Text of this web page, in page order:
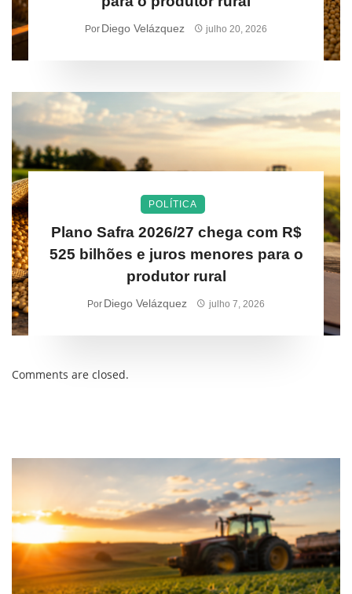
Por Diego Velázquez julho 20, 2026
POLÍTICA
Plano Safra 2026/27 chega com R$
525 bilhões e juros menores para o
produtor rural
Por Diego Velázquez julho 7, 2026
Comments are closed.